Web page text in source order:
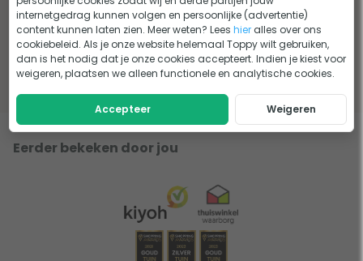
6 voordelen van de Sit & Heat
warmtekussens
Lees het advies
Elektrische bijverwarming;
alles voor een warme winter
Lees het advies
Eerder bekeken door jou
internetgedrag kunnen volgen en persoonlijke (advertentie)
content kunnen laten zien. Meer weten? Leeshier alles over ons
cookiebeleid. Als je onze website helemaal Toppy wilt gebruiken,
dan is het nodig dat je onze cookies accepteert. Indien je kiest voor
weigeren, plaatsen we alleen functionele en analytische cookies.
Accepteer Weigeren